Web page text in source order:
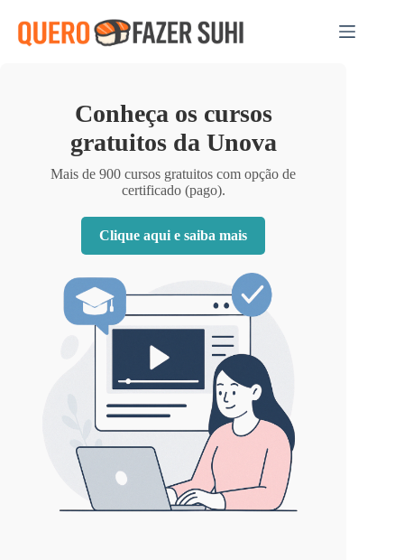
para
Conheça os cursos
gratuitos da Unova
Mais de 900 cursos gratuitos com opção de
certificado (pago).
Clique aqui e saiba mais